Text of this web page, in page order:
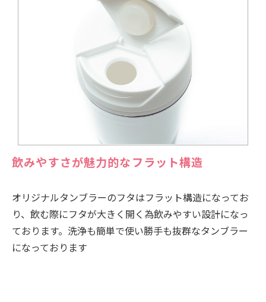
飲みやすさが魅力的なフラット構造
オリジナルタンブラーのフタはフラット構造になってお
り、飲む際にフタが大きく開く為飲みやすい設計になっ
ております。洗浄も簡単で使い勝手も抜群なタンブラー
になっております